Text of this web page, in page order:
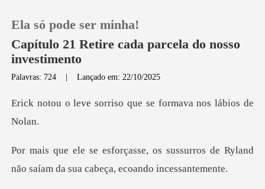
Loja
Histórico
Ela só pode ser minha!
Capítulo 21 Retire cada parcela do nosso
investimento
Palavras: 724 |Lançado em: 22/10/2025
rriso que se formava
sussurros de Ryland
não saíam da su